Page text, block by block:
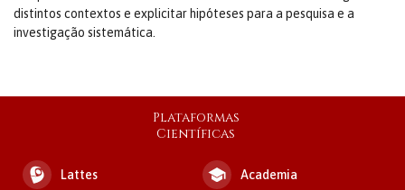
distintos contextos e explicitar hipóteses para a pesquisa e a
investigação sistemática.
Plataformas
Científicas
Lattes Academia